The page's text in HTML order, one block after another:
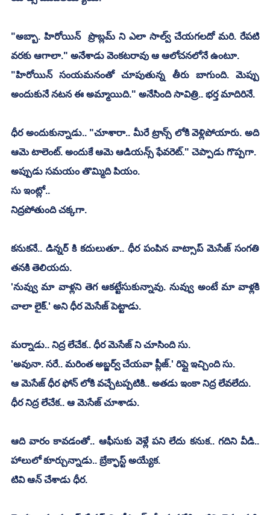
"అబ్బా. హిరోయిన్  ప్రొబ్లమ్ ని ఎలా సాల్వ్ చేయగలదో మరి. రేపటి
వరకు ఆగాలా." అనేశాడు వెంకటరావు ఆ ఆలోచనలోనే ఉంటూ.
"హిరోయిన్ సంయమనంతో చూపుతున్న తీరు బాగుంది. మెప్పు
అందుకునే నటన ఈ అమ్మాయిది." అనేసింది సావిత్రి.. భర్త మాదిరినే.
ధీర అందుకున్నాడు.. "చూశారా.. మీరే ట్రాన్స్ లోకి వెళ్లిపోయారు. అది
ఆమె టాలెంట్. అందుకే ఆమె ఆడియన్స్ ఫేవరెట్." చెప్పాడు గొప్పగా.
అప్పుడు సమయం తొమ్మిది పియం.
సు ఇంట్లో..
నిద్రపోతుంది చక్కగా.
కనుకనే.. డిన్నర్ కి కదులుతూ.. ధీర పంపిన వాట్సాప్ మెసేజ్ సంగతి
తనకి తెలియదు.
'నువ్వు మా వాళ్లని తెగ ఆకట్టేసుకున్నావు. నువ్వు అంటే మా వాళ్లకి
చాలా లైక్.' అని ధీర మెసేజ్ పెట్టాడు.
మర్నాడు.. నిద్ర లేచేక.. ధీర మెసేజ్ ని చూసింది సు.
'అవునా. సరే.. మరింత అబ్జర్వ్ చేయవా ప్లీజ్.' రిప్లై ఇచ్చింది సు.
ఆ మెసేజ్ ధీర ఫోన్ లోకి వచ్చేటప్పటికి.. అతడు ఇంకా నిద్ర లేవలేదు.
ధీర నిద్ర లేచేక.. ఆ మెసేజ్ చూశాడు.
ఆది వారం కావడంతో.. ఆఫీసుకు వెళ్లే పని లేదు కనుక.. గదిని వీడి..
హాలులో కూర్చున్నాడు.. బ్రేక్ఫాస్ట్ అయ్యేక.
టివి ఆన్ చేశాడు ధీర.